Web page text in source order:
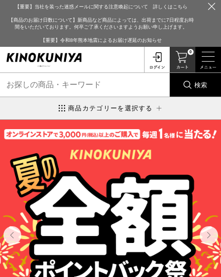
【重要】当社を装った迷惑メールに関する注意喚起について 詳しくはこちら
【商品のお届け日数について】新商品など商品によっては、出荷までに7日程度お時
間をいただいております。何卒ご了承くださいますようお願い申し上げます。
【重要】令和8年熊本地震によるお届け遅延のお知らせ
0
検索
商品カテゴリーを選択する